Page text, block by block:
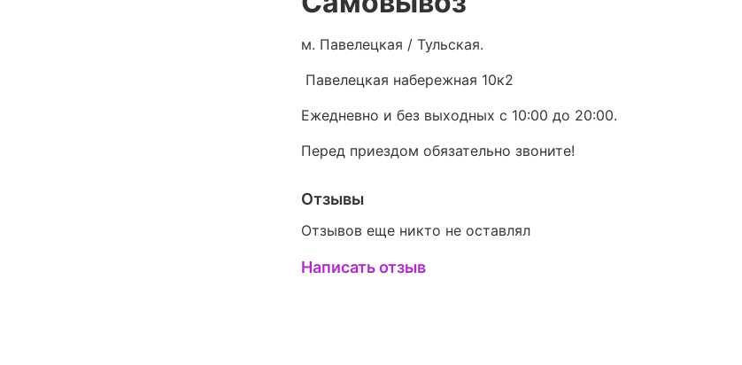
м. Павелецкая / Тульская.
Павелецкая набережная 10к2
Ежедневно и без выходных с 10:00 до 20:00.
Перед приездом обязательно звоните!
Отзывы
Отзывов еще никто не оставлял
Написать отзыв